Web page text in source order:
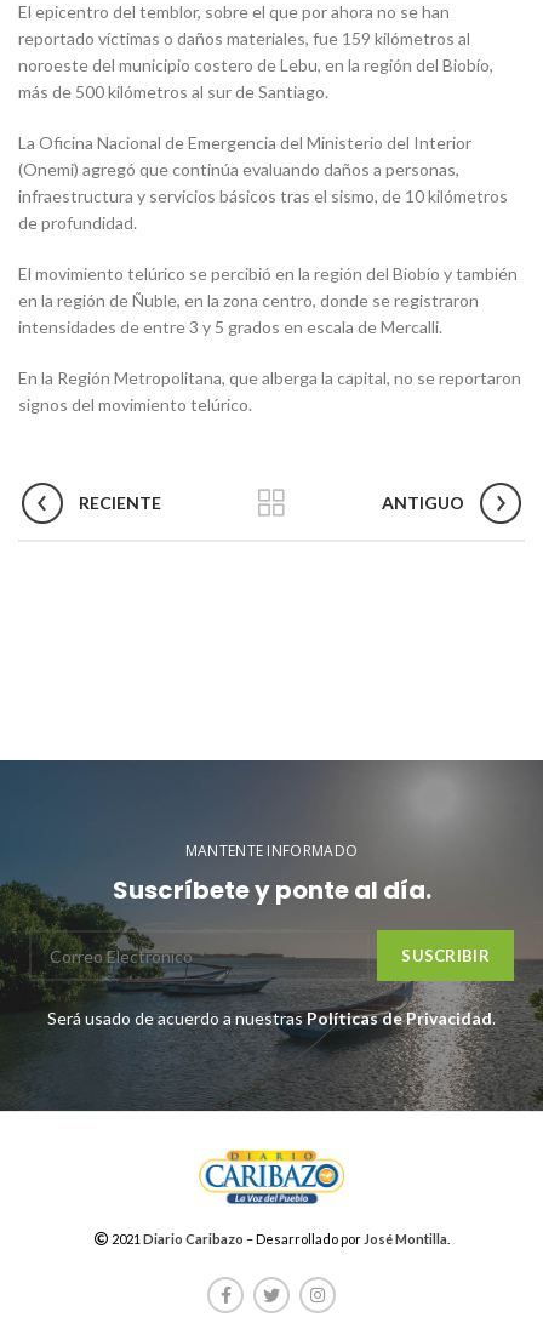
El epicentro del temblor, sobre el que por ahora no se han
reportado víctimas o daños materiales, fue 159 kilómetros al
noroeste del municipio costero de Lebu, en la región del Biobío,
más de 500 kilómetros al sur de Santiago.
La Oficina Nacional de Emergencia del Ministerio del Interior
(Onemi) agregó que continúa evaluando daños a personas,
infraestructura y servicios básicos tras el sismo, de 10 kilómetros
de profundidad.
El movimiento telúrico se percibió en la región del Biobío y también
en la región de Ñuble, en la zona centro, donde se registraron
intensidades de entre 3 y 5 grados en escala de Mercalli.
En la Región Metropolitana, que alberga la capital, no se reportaron
signos del movimiento telúrico.
RECIENTE ANTIGUO
MANTENTE INFORMADO
Suscríbete y ponte al día.
Será usado de acuerdo a nuestrasPolíticas de Privacidad.
2021 Diario Caribazo – Desarrollado por José Montilla